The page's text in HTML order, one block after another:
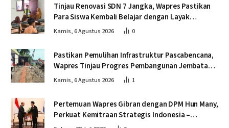
Tinjau Renovasi SDN 7 Jangka, Wapres Pastikan
Para Siswa Kembali Belajar dengan Layak
Pascabencana
Kamis, 6 Agustus 2026 0
Pastikan Pemulihan Infrastruktur Pascabencana,
Wapres Tinjau Progres Pembangunan Jembatan
Krueng Tingkeum Bireuen
Kamis, 6 Agustus 2026 1
Pertemuan Wapres Gibran dengan DPM Hun Many,
Perkuat Kemitraan Strategis Indonesia –
Kamboja